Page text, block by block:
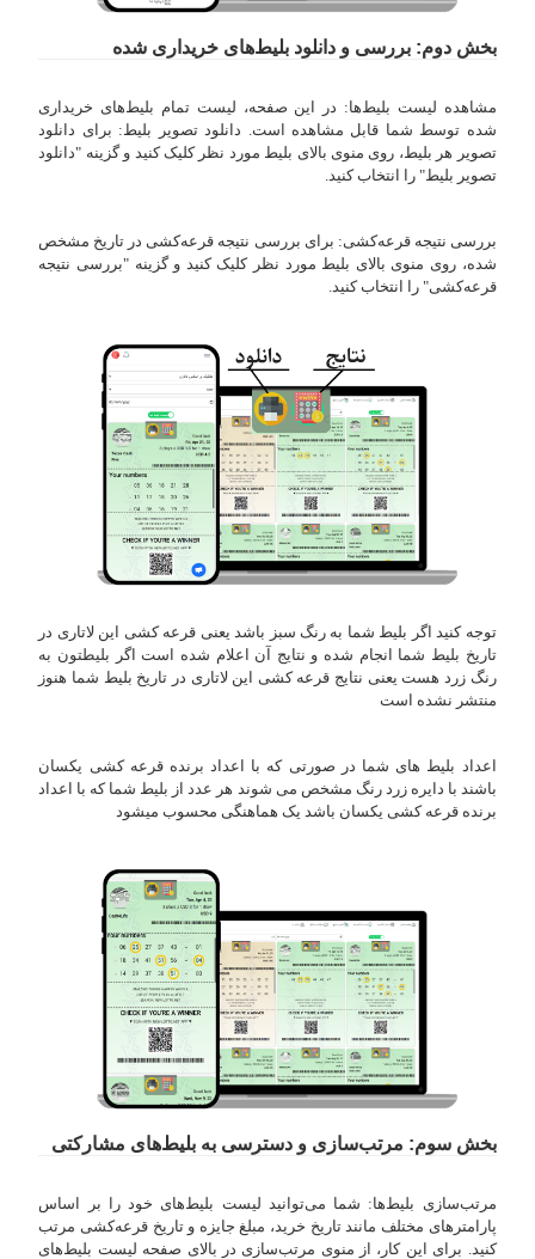
بخش دوم: بررسی و دانلود بلیط‌های خریداری شده
مشاهده لیست بلیط‌ها: در این صفحه، لیست تمام بلیط‌های خریداری
شده توسط شما قابل مشاهده است. دانلود تصویر بلیط: برای دانلود
تصویر هر بلیط، روی منوی بالای بلیط مورد نظر کلیک کنید و گزینه "دانلود
تصویر بلیط" را انتخاب کنید.
بررسی نتیجه قرعه‌کشی: برای بررسی نتیجه قرعه‌کشی در تاریخ مشخص
شده، روی منوی بالای بلیط مورد نظر کلیک کنید و گزینه "بررسی نتیجه
قرعه‌کشی" را انتخاب کنید.
توجه کنید اگر بلیط شما به رنگ سبز باشد یعنی قرعه کشی این لاتاری در
تاریخ بلیط شما انجام شده و نتایج آن اعلام شده است اگر بلیطتون به
رنگ زرد هست یعنی نتایج قرعه کشی این لاتاری در تاریخ بلیط شما هنوز
منتشر نشده است
اعداد بلیط های شما در صورتی که با اعداد برنده قرعه کشی یکسان
باشند با دایره زرد رنگ مشخص می شوند هر عدد از بلیط شما که با اعداد
برنده قرعه کشی یکسان باشد یک هماهنگی محسوب میشود
بخش سوم: مرتب‌سازی و دسترسی به بلیط‌های مشارکتی
مرتب‌سازی بلیط‌ها: شما می‌توانید لیست بلیط‌های خود را بر اساس
پارامتر‌های مختلف مانند تاریخ خرید، مبلغ جایزه و تاریخ قرعه‌کشی مرتب
کنید. برای این کار، از منوی مرتب‌سازی در بالای صفحه لیست بلیط‌های